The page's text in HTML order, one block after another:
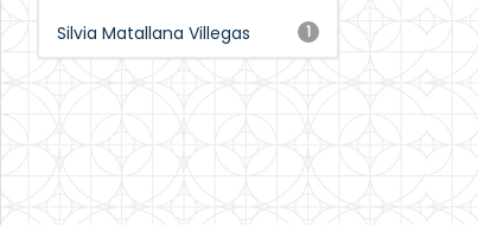
1
Silvia Matallana Villegas